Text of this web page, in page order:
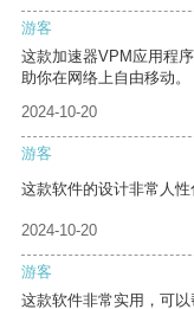
游客
这款加速器VPM应用程
助你在网络上自由移动。
2024-10-20
游客
这款软件的设计非常人性
2024-10-20
游客
这款软件非常实用，可